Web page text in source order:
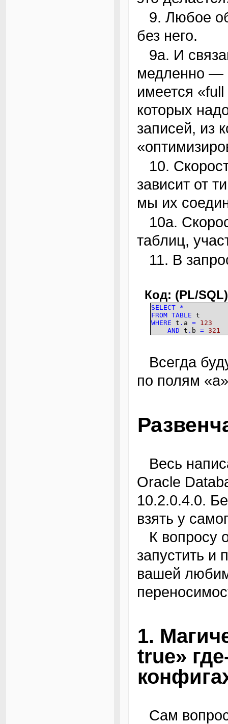
9. Любое обращение по индексу лучше, чем
без него.
9а. И связанное с этим: запрос работает
медленно —
имеется
которых
записей, из
10. Скорость соединения таблиц сильно
зависит от
мы их
10а. Скорость напрямую зависит от количества
таблиц,
11. В
Код: (PL/SQL)
SELECT *
FROM TABLE t
WHERE t . a = 123
AND t . b = 321
Всегда будут работать два отдельных индекса
по полям
Весь написанный код работает и проверен на:
Oracle
10.2.0.4.0.
взять у
К вопросу о переносимости кода: попробуйте
запустить и
вашей
1.
true»
Сам вопрос — что именно надо сделать, чтобы